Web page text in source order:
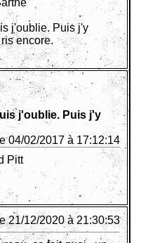
j'oublie. Puis j'y
encore.
j'oublie. Puis j'y
le 04/02/2017 à 17:12:14
Pitt
21/12/2020 à 21:30:53